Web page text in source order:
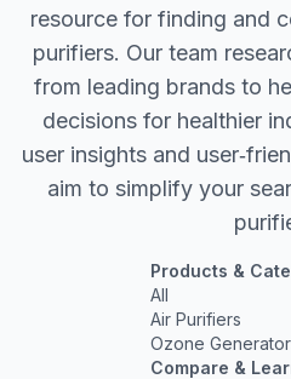
resource for finding and
purifiers. Our team
from leading brands to
decisions for healthier
user insights and
aim to simplify your
Products &
All
Air Purifiers
Ozone
Compare &